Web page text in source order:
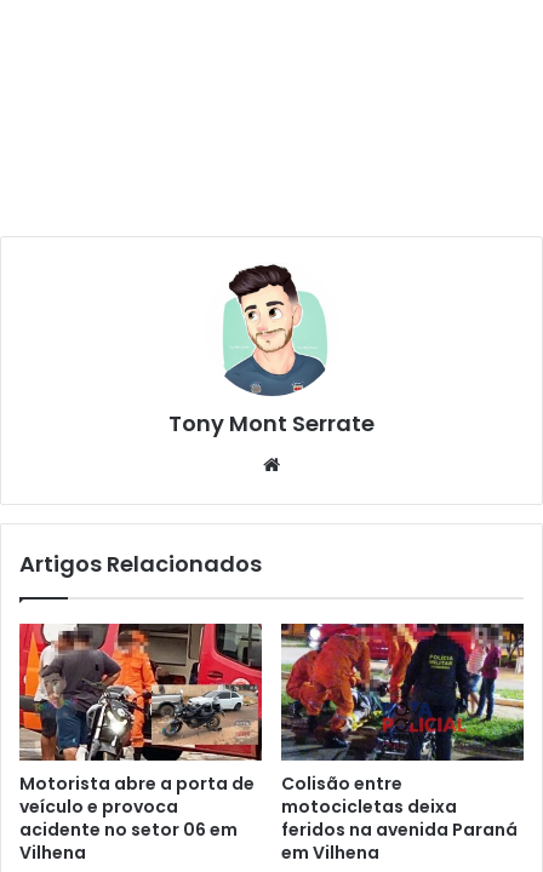
Tony Mont Serrate
te
Artigos Relacionados
Motorista abre a porta de
veículo e provoca
acidente no setor 06 em
Vilhena
Colisão entre
motocicletas deixa
feridos na avenida Paraná
em Vilhena